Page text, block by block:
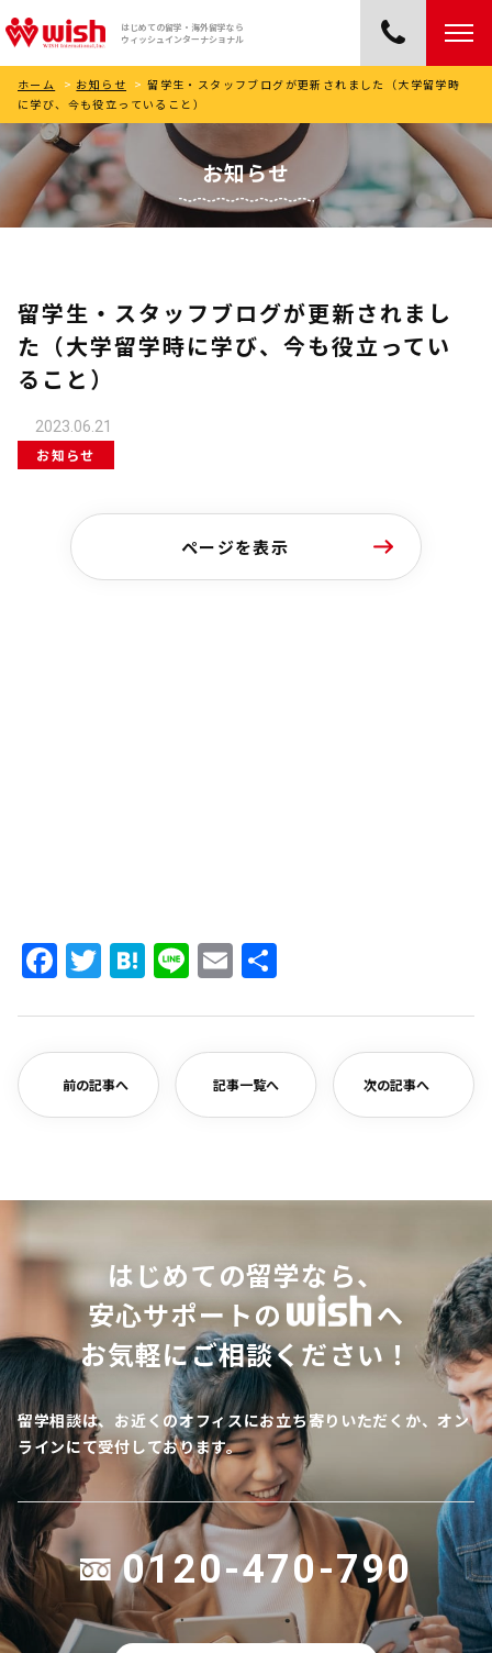
はじめての留学・海外留学なら
ウィッシュインターナショナル
ホーム > お知らせ > 留学生・スタッフブログが更新されました（大学留学時
に学び、今も役立っていること）
お知らせ
留学生・スタッフブログが更新されまし
た（大学留学時に学び、今も役立ってい
ること）
2023.06.21
お知らせ
ページを表示
Facebook
Twitter
Hatena
LineEmail
前の記事へ 記事一覧へ 次の記事へ
はじめての留学なら、
安心サポートの
へ
お気軽にご相談ください！
留学相談は、お近くのオフィスにお立ち寄りいただくか、オン
ラインにて受付しております。
0120-470-790